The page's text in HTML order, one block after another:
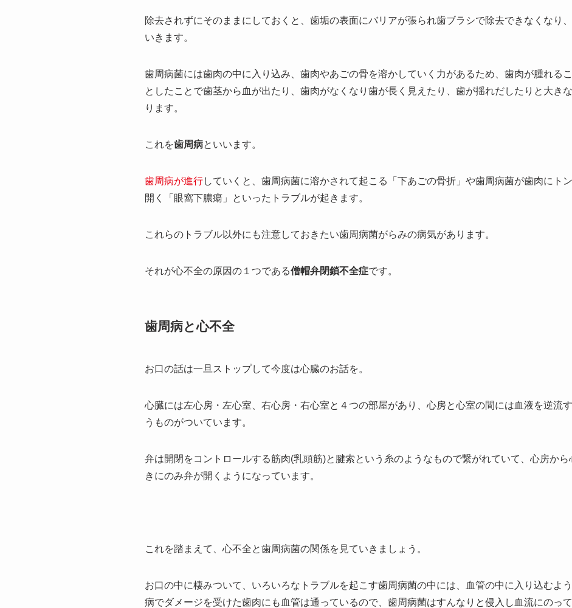
除去されずにそのままにしておくと、歯垢の表面にバリアが張られ歯ブラシで除去できなくなり
いきます。
歯周病菌には歯肉の中に入り込み、歯肉やあごの骨を溶かしていく力があるため、歯肉が腫れる
としたことで歯茎から血が出たり、歯肉がなくなり歯が長く見えたり、歯が揺れだしたりと大き
ります。
これを歯周病といいます。
歯周病が進行していくと、歯周病菌に溶かされて起こる「下あごの骨折」や歯周病菌が歯肉にト
開く「眼窩下膿瘍」といったトラブルが起きます。
これらのトラブル以外にも注意しておきたい歯周病菌がらみの病気があります。
それが心不全の原因の１つである僧帽弁閉鎖不全症です。
歯周病と心不全
お口の話は一旦ストップして今度は心臓のお話を。
心臓には左心房・左心室、右心房・右心室と４つの部屋があり、心房と心室の間には血液を逆流
うものがついています。
弁は開閉をコントロールする筋肉(乳頭筋)と腱索という糸のようなもので繋がれていて、心房から
きにのみ弁が開くようになっています。
これを踏まえて、心不全と歯周病菌の関係を見ていきましょう。
お口の中に棲みついて、いろいろなトラブルを起こす歯周病菌の中には、血管の中に入り込むよ
病でダメージを受けた歯肉にも血管は通っているので、歯周病菌はすんなりと侵入し血流にのっ